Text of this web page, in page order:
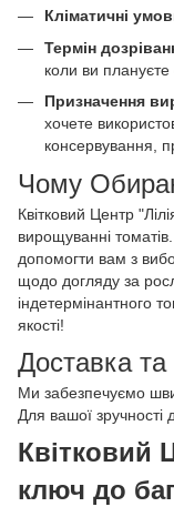
Кліматичні
Термін
коли ви
Призначення
хочете
консервування,
Чому
Квітковий Центр
вирощуванні
допомогти вам з
щодо догляду за
індетермінантного
якості!
Доставка
Ми забезпечуємо
Для вашої зручності
Квітковий
ключ до